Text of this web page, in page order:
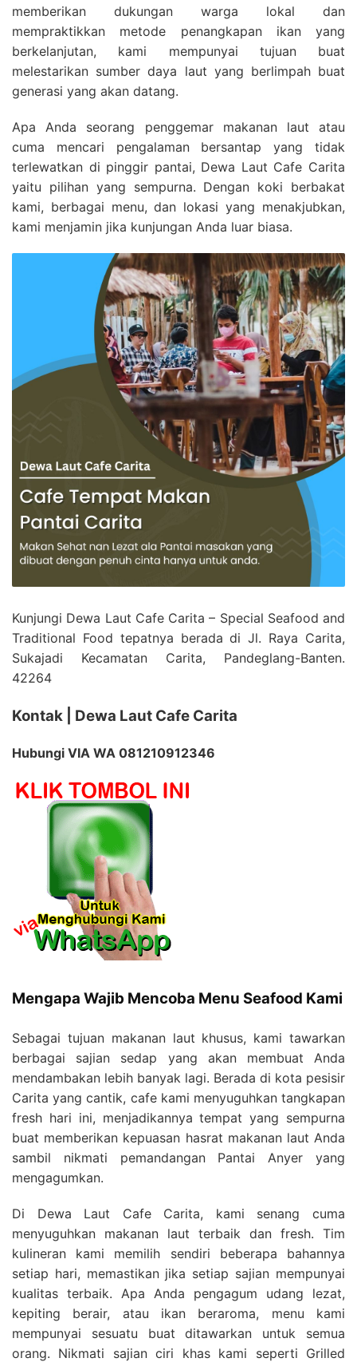
memberikan dukungan warga lokal dan
mempraktikkan metode penangkapan ikan yang
berkelanjutan, kami mempunyai tujuan buat
melestarikan sumber daya laut yang berlimpah buat
generasi yang akan datang.
Apa Anda seorang penggemar makanan laut atau
cuma mencari pengalaman bersantap yang tidak
terlewatkan di pinggir pantai, Dewa Laut Cafe Carita
yaitu pilihan yang sempurna. Dengan koki berbakat
kami, berbagai menu, dan lokasi yang menakjubkan,
kami menjamin jika kunjungan Anda luar biasa.
Kunjungi Dewa Laut Cafe Carita – Special Seafood and
Traditional Food tepatnya berada di Jl. Raya Carita,
Sukajadi Kecamatan Carita, Pandeglang-Banten.
42264
Kontak | Dewa Laut Cafe Carita
Hubungi VIA WA 081210912346
Mengapa Wajib Mencoba Menu Seafood Kami
Sebagai tujuan makanan laut khusus, kami tawarkan
berbagai sajian sedap yang akan membuat Anda
mendambakan lebih banyak lagi. Berada di kota pesisir
Carita yang cantik, cafe kami menyuguhkan tangkapan
fresh hari ini, menjadikannya tempat yang sempurna
buat memberikan kepuasan hasrat makanan laut Anda
sambil nikmati pemandangan Pantai Anyer yang
mengagumkan.
Di Dewa Laut Cafe Carita, kami senang cuma
menyuguhkan makanan laut terbaik dan fresh. Tim
kulineran kami memilih sendiri beberapa bahannya
setiap hari, memastikan jika setiap sajian mempunyai
kualitas terbaik. Apa Anda pengagum udang lezat,
kepiting berair, atau ikan beraroma, menu kami
mempunyai sesuatu buat ditawarkan untuk semua
orang. Nikmati sajian ciri khas kami seperti Grilled